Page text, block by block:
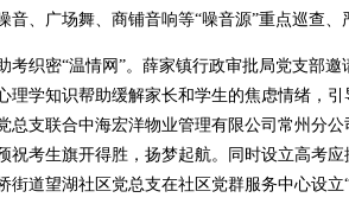
音、广场舞、商铺音响等“噪音源”重点巡查
考织密“温情网”。薛家镇行政审批局党支部
理学知识帮助缓解家长和学生的焦虑情绪，
总支联合中海宏洋物业管理有限公司常州分
祝考生旗开得胜，扬梦起航。同时设立高考
街道望湖社区党总支在社区党群服务中心设